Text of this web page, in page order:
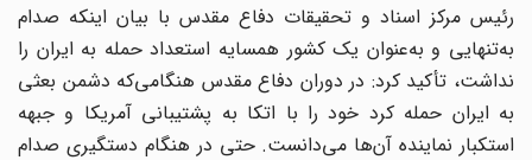
رئیس مرکز اسناد و تحقیقات دفاع مقدس با بیان اینکه صدام
به‌تنهایی و به‌عنوان یک کشور همسایه استعداد حمله به ایران را
نداشت، تأکید کرد: در دوران دفاع مقدس هنگامی‌که دشمن بعثی
به ایران حمله کرد خود را با اتکا به پشتیبانی آمریکا و جبهه
استکبار نماینده آن‌ها می‌دانست. حتی در هنگام دستگیری صدام